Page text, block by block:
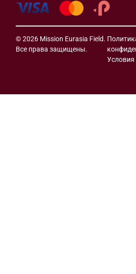
© 2026 Mission Eurasia Field.
Все права защищены.